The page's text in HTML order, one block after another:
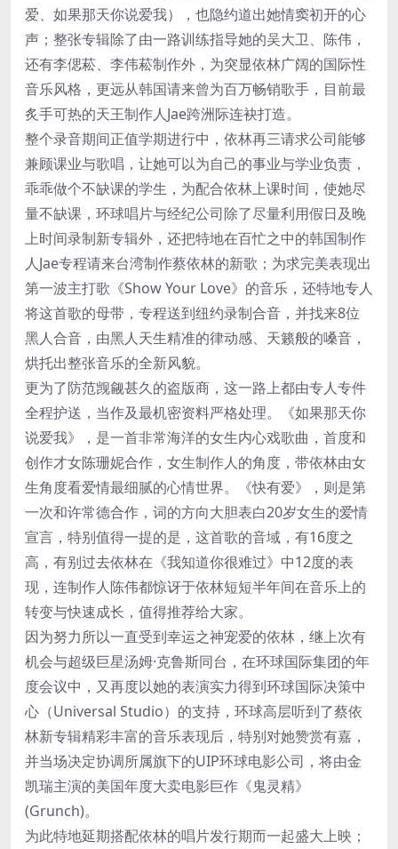
爱、如果那天你说爱我），也隐约道出她情窦初开的心
声；整张专辑除了由一路训练指导她的吴大卫、陈伟，
还有李偲菘、李伟菘制作外，为突显依林广阔的国际性
音乐风格，更远从韩国请来曾为百万畅销歌手，目前最
炙手可热的天王制作人Jae跨洲际连袂打造。
整个录音期间正值学期进行中，依林再三请求公司能够
兼顾课业与歌唱，让她可以为自己的事业与学业负责，
乖乖做个不缺课的学生，为配合依林上课时间，使她尽
量不缺课，环球唱片与经纪公司除了尽量利用假日及晚
上时间录制新专辑外，还把特地在百忙之中的韩国制作
人Jae专程请来台湾制作蔡依林的新歌；为求完美表现出
第一波主打歌《Show Your Love》的音乐，还特地专人
将这首歌的母带，专程送到纽约录制合音，并找来8位
黑人合音，由黑人天生精准的律动感、天籁般的嗓音，
烘托出整张音乐的全新风貌。
更为了防范觊觎甚久的盗版商，这一路上都由专人专件
全程护送，当作及最机密资料严格处理。《如果那天你
说爱我》，是一首非常海洋的女生内心戏歌曲，首度和
创作才女陈珊妮合作，女生制作人的角度，带依林由女
生角度看爱情最细腻的心情世界。《快有爱》，则是第
一次和许常德合作，词的方向大胆表白20岁女生的爱情
宣言，特别值得一提的是，这首歌的音域，有16度之
高，有别过去依林在《我知道你很难过》中12度的表
现，连制作人陈伟都惊讶于依林短短半年间在音乐上的
转变与快速成长，值得推荐给大家。
因为努力所以一直受到幸运之神宠爱的依林，继上次有
机会与超级巨星汤姆·克鲁斯同台，在环球国际集团的年
度会议中，又再度以她的表演实力得到环球国际决策中
心（Universal Studio）的支持，环球高层听到了蔡依
林新专辑精彩丰富的音乐表现后，特别对她赞赏有嘉，
并当场决定协调所属旗下的UIP环球电影公司，将由金
凯瑞主演的美国年度大卖电影巨作《鬼灵精》
(Grunch)。
为此特地延期搭配依林的唱片发行期而一起盛大上映；